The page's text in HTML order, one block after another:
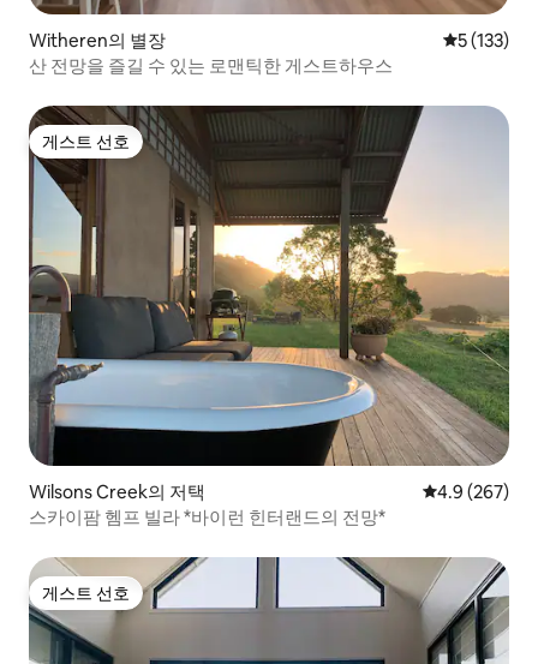
Witheren의 별장 평점 5점(5
5 (133)
산 전망을 즐길 수 있는 로맨틱한 게스트하우스
게스트 선호
게스트 선호
Wilsons Creek의 저택 평점 4.9점(5
4.9 (267)
스카이팜 헴프 빌라 *바이런 힌터랜드의 전망*
게스트 선호
게스트 선호